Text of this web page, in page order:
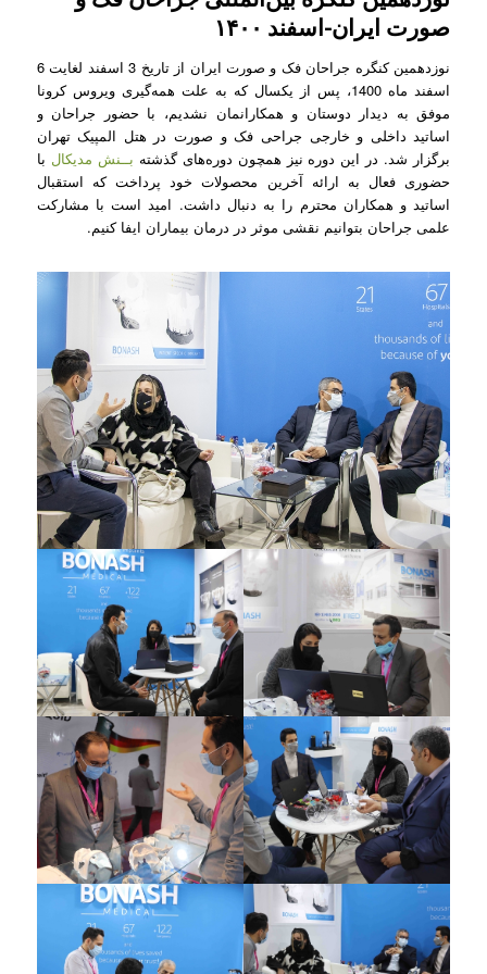
صورت ایران-اسفند ۱۴۰۰
نوزدهمین کنگره جراحان فک و صورت ایران از تاریخ 3 اسفند لغایت 6
اسفند ماه 1400، پس از یکسال که به علت همه‌گیری ویروس کرونا
موفق به دیدار دوستان و همکارانمان نشدیم، با حضور جراحان و
اساتید داخلی و خارجی جراحی فک و صورت در هتل المپیک تهران
برگزار شد. در این دوره نیز همچون دوره‌های گذشته بــنش مدیکال با
حضوری فعال به ارائه آخرین محصولات خود پرداخت که استقبال
اساتید و همکاران محترم را به دنبال داشت. امید است با مشارکت
علمی جراحان بتوانیم نقشی موثر در درمان بیماران ایفا کنیم.